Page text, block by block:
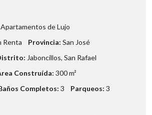
Apartamentos de Lujo
Renta Provincia: San José
Jaboncillos, San Rafael
Construída: 300 m²
Completos: 3 Parqueos: 3